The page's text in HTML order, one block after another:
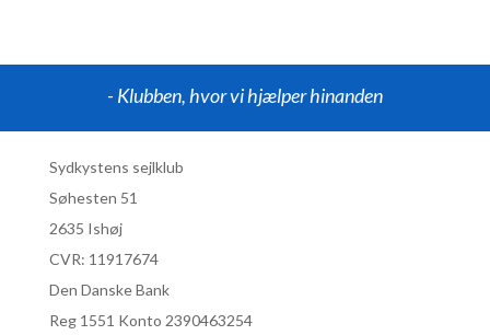
- Klubben, hvor vi hjælper hinanden
Sydkystens sejlklub
Søhesten 51
2635 Ishøj
CVR: 11917674
Den Danske Bank
Reg 1551 Konto 2390463254